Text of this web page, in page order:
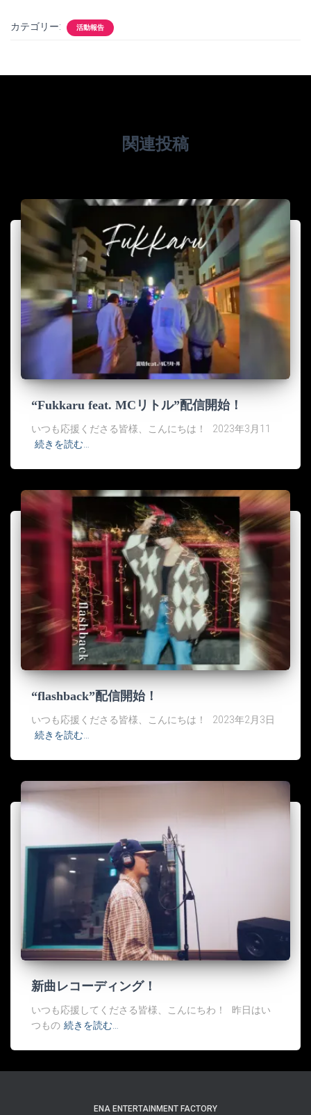
カテゴリー: 活動報告
関連投稿
“Fukkaru feat. MCリトル”配信開始！
いつも応援くださる皆様、こんにちは！ 2023年3月11
続きを読む…
“flashback”配信開始！
いつも応援くださる皆様、こんにちは！ 2023年2月3日
続きを読む…
新曲レコーディング！
いつも応援してくださる皆様、こんにちわ！ 昨日はい
つもの 続きを読む…
ENA ENTERTAINMENT FACTORY